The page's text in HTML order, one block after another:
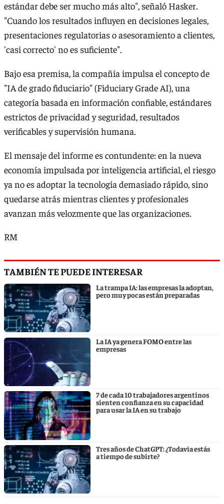
estándar debe ser mucho más alto", señaló Hasker.
"Cuando los resultados influyen en decisiones legales,
presentaciones regulatorias o asesoramiento a clientes,
'casi correcto' no es suficiente".
Bajo esa premisa, la compañía impulsa el concepto de
"IA de grado fiduciario" (Fiduciary Grade AI), una
categoría basada en información confiable, estándares
estrictos de privacidad y seguridad, resultados
verificables y supervisión humana.
El mensaje del informe es contundente: en la nueva
economía impulsada por inteligencia artificial, el riesgo
ya no es adoptar la tecnología demasiado rápido, sino
quedarse atrás mientras clientes y profesionales
avanzan más velozmente que las organizaciones.
RM
TAMBIÉN TE PUEDE INTERESAR
La trampa IA: las empresas la adoptan,
pero muy pocas están preparadas
La IA ya genera FOMO entre las
empresas
7 de cada 10 trabajadores argentinos
sienten confianza en su capacidad
para usar la IA en su trabajo
Tres años de ChatGPT: ¿Todavía estás
a tiempo de subirte?